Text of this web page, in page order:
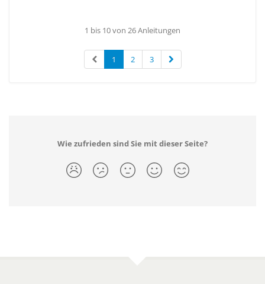
1 bis 10 von 26 Anleitungen
1 2 3
Wie zufrieden sind Sie mit dieser Seite?